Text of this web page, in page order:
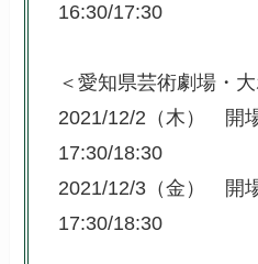
16:30/17:30
＜愛知県芸術劇場・
2021/12/2（木） 開
17:30/18:30
2021/12/3（金） 開
17:30/18:30